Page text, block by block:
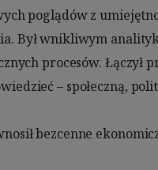
poglądów z
Był wnikliwym
procesów. Łączył
– społeczną,
bezcenne
Cechował Go spokój.
Dla naszych
się niepotrzebnie,